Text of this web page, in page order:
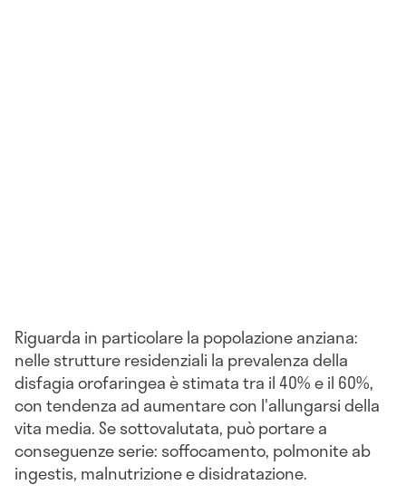
Riguarda in particolare la popolazione anziana:
nelle strutture residenziali la prevalenza della
disfagia orofaringea è stimata tra il 40% e il 60%,
con tendenza ad aumentare con l'allungarsi della
vita media. Se sottovalutata, può portare a
conseguenze serie: soffocamento, polmonite ab
ingestis, malnutrizione e disidratazione.